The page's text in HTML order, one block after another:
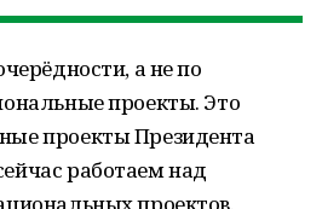
а не по
проекты. Это
проекты Президента
работаем над